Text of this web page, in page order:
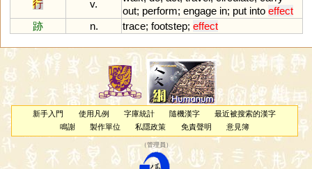
行
v.
out; perform; engage in; put into effect
跡
n. trace; footstep; effect
新手入門 使用凡例 字庫統計 隨機漢字
最近被搜索的漢字
鳴謝
製作單位 私隱政策 免責聲明 意見簿
（管理員 ）